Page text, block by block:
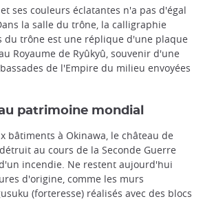
ses couleurs éclatantes n'a pas d'égal
la salle du trône, la calligraphie
du trône est une réplique d'une plaque
Royaume de Ryûkyû, souvenir d'une
de l'Empire du milieu envoyées
patrimoine mondial
bâtiments à Okinawa, le château de
au cours de la Seconde Guerre
incendie. Ne restent aujourd'hui
d'origine, comme les murs
(forteresse) réalisés avec des blocs